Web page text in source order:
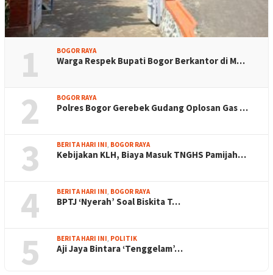
1 BOGOR RAYA
Warga Respek Bupati Bogor Berkantor di M…
2 BOGOR RAYA
Polres Bogor Gerebek Gudang Oplosan Gas …
3 BERITA HARI INI BOGOR RAYA
Kebijakan KLH, Biaya Masuk TNGHS Pamijah…
4 BERITA HARI INI BOGOR RAYA
BPTJ ‘Nyerah’ Soal Biskita T…
5 BERITA HARI INI POLITIK
Aji Jaya Bintara ‘Tenggelam’…